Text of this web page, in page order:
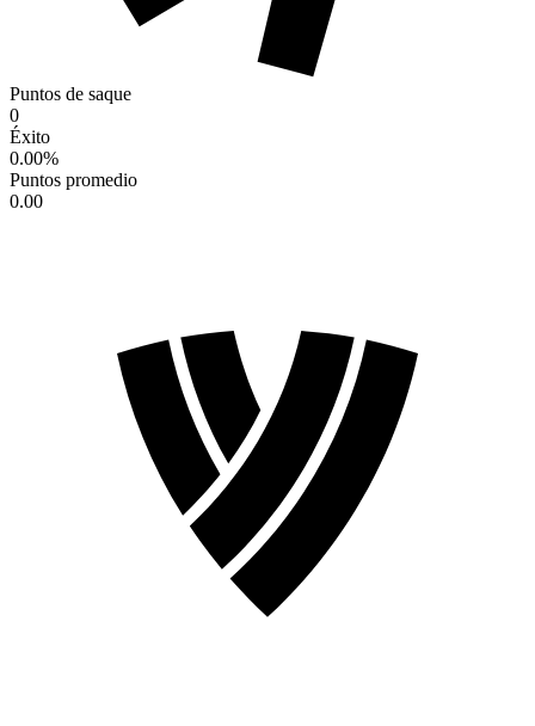
Puntos de saque
0
Éxito
0.00%
Puntos promedio
0.00